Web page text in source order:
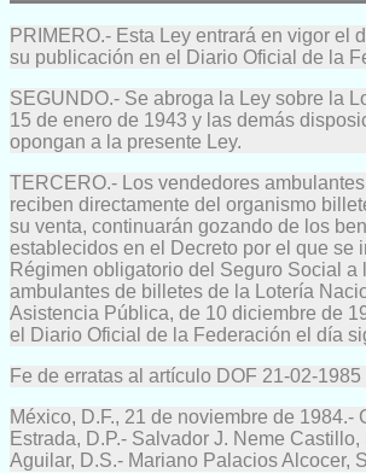
PRIMERO.- Esta Ley entrará en vigor el
su publicación en el Diario Oficial de la
SEGUNDO.- Se abroga la Ley sobre la
15 de enero de 1943 y las demás
opongan a la presente Ley.
TERCERO.- Los vendedores
reciben directamente del organismo
su venta, continuarán gozando de los
establecidos en el Decreto por el que se
Régimen obligatorio del Seguro Social a
ambulantes de billetes de la Lotería
Asistencia Pública, de 10 diciembre de
el Diario Oficial de la Federación el día
Fe de erratas al artículo DOF 21-02-1985
México, D.F., 21 de noviembre de 1984.-
Estrada, D.P.- Salvador J. Neme
Aguilar, D.S.- Mariano Palacios Alcocer,